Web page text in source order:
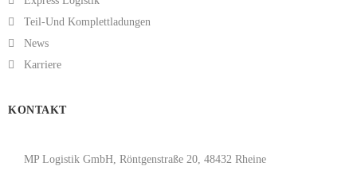
Teil-Und Komplettladungen
News
Karriere
KONTAKT
MP Logistik GmbH, Röntgenstraße 20, 48432 Rheine